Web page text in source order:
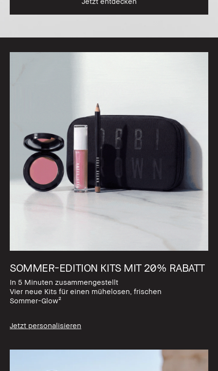
SOMMER-EDITION KITS MIT 20% RABATT
In 5 Minuten zusammengestellt
Vier neue Kits für einen mühelosen, frischen
Sommer-Glow²
Jetzt personalisieren